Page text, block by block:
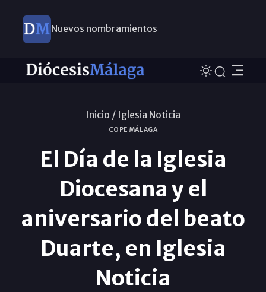
Nuevos nombramientos
Inicio / Iglesia Noticia
COPE MÁLAGA
El Día de la Iglesia
Diocesana y el
aniversario del beato
Duarte, en Iglesia
Noticia